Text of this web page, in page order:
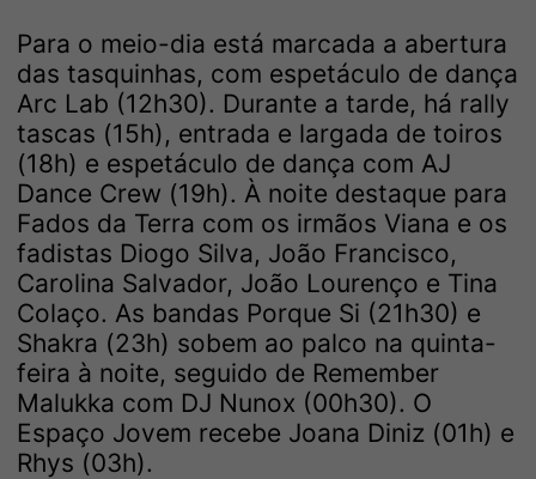
Para o meio-dia está marcada a abertura
das tasquinhas, com espetáculo de dança
Arc Lab (12h30). Durante a tarde, há rally
tascas (15h), entrada e largada de toiros
(18h) e espetáculo de dança com AJ
Dance Crew (19h). À noite destaque para
Fados da Terra com os irmãos Viana e os
fadistas Diogo Silva, João Francisco,
Carolina Salvador, João Lourenço e Tina
Colaço. As bandas Porque Si (21h30) e
Shakra (23h) sobem ao palco na quinta-
feira à noite, seguido de Remember
Malukka com DJ Nunox (00h30). O
Espaço Jovem recebe Joana Diniz (01h) e
Rhys (03h).